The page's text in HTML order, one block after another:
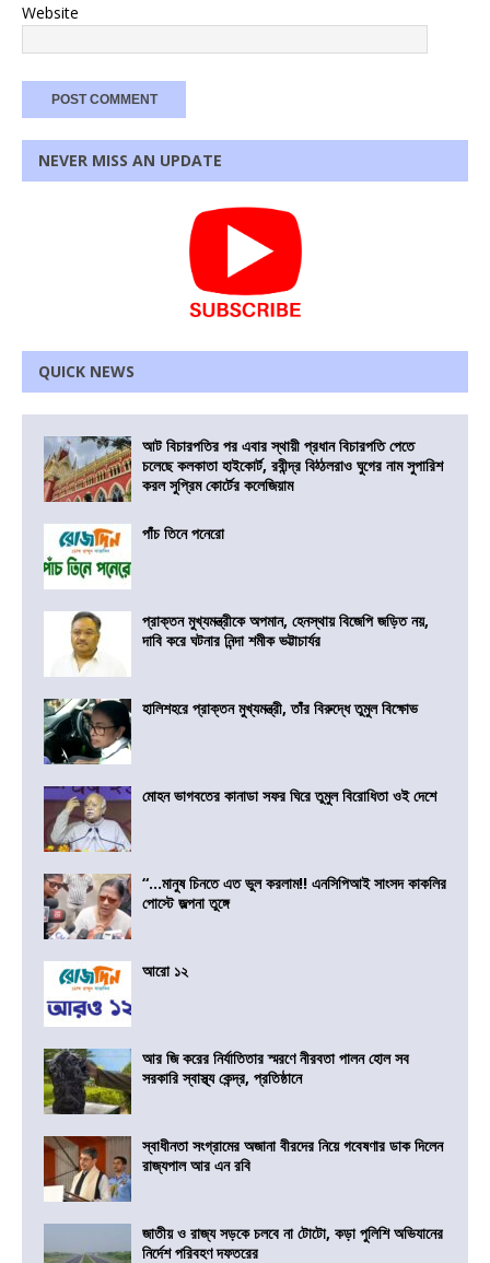
Website
NEVER MISS AN UPDATE
QUICK NEWS
আট বিচারপতির পর এবার স্থায়ী প্রধান বিচারপতি পেতে
চলেছে কলকাতা হাইকোর্ট, রবীন্দ্র বিঠ্ঠলরাও ঘুগের নাম সুপারিশ
করল সুপ্রিম কোর্টের কলেজিয়াম
পাঁচ তিনে পনেরো
প্রাক্তন মুখ্যমন্ত্রীকে অপমান, হেনস্থায় বিজেপি জড়িত নয়,
দাবি করে ঘটনার নিন্দা শমীক ভট্টাচার্যর
হালিশহরে প্রাক্তন মুখ্যমন্ত্রী, তাঁর বিরুদ্ধে তুমুল বিক্ষোভ
মোহন ভাগবতের কানাডা সফর ঘিরে তুমুল বিরোধিতা ওই দেশে
“…মানুষ চিনতে এত ভুল করলাম!! এনসিপিআই সাংসদ কাকলির
পোস্টে জল্পনা তুঙ্গে
আরো ১২
আর জি করের নির্যাতিতার স্মরণে নীরবতা পালন হোল সব
সরকারি স্বাস্থ্য কেন্দ্র, প্রতিষ্ঠানে
স্বাধীনতা সংগ্রামের অজানা বীরদের নিয়ে গবেষণার ডাক দিলেন
রাজ্যপাল আর এন রবি
জাতীয় ও রাজ্য সড়কে চলবে না টোটো, কড়া পুলিশি অভিযানের
নির্দেশ পরিবহণ দফতরের